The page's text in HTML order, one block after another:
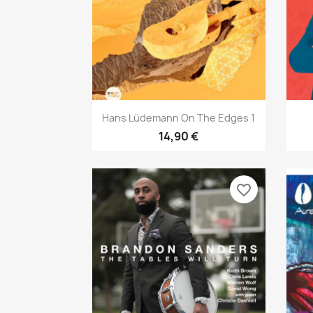
Aperçu rapide
Hans Lüdemann On The Edges 1
14,90 €
favorite_border